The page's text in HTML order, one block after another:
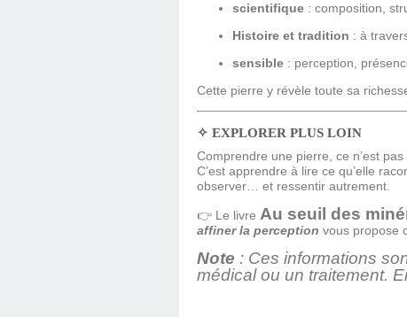
scientifique : composition,
Histoire et tradition : à
sensible : perception,
Cette pierre y révèle toute sa
✧ EXPLORER PLUS LOIN
Comprendre une pierre, ce n’est
C’est apprendre à lire ce qu’elle
observer… et ressentir autrement.
👉 Le livre Au seuil des
affiner la perception vous propose
Note : Ces informations
médical ou un traitement.